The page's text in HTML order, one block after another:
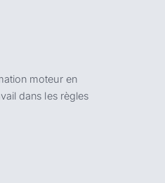
moteur en
dans les règles